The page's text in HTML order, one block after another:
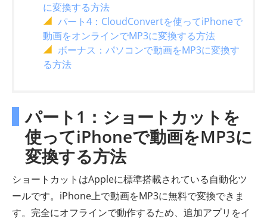
に変換する方法
パート4：CloudConvertを使ってiPhoneで
動画をオンラインでMP3に変換する方法
ボーナス：パソコンで動画をMP3に変換す
る方法
パート1：ショートカットを
使ってiPhoneで動画をMP3に
変換する方法
ショートカットはAppleに標準搭載されている自動化ツ
ールです。iPhone上で動画をMP3に無料で変換できま
す。完全にオフラインで動作するため、追加アプリをイ